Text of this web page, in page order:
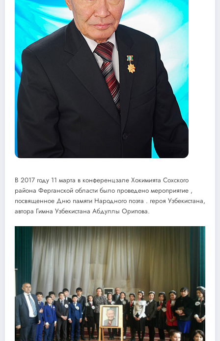
В 2017 году 11 марта в конференцзале Хокимията Сохского
района Ферганской области было проведено мероприятие ,
посвященное Дню памяти Народного поэта . героя Узбекистана,
автора Гимна Узбекистана Абдуллы Орипова.